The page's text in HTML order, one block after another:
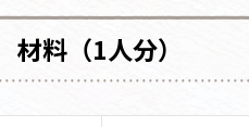
材料（1人分）